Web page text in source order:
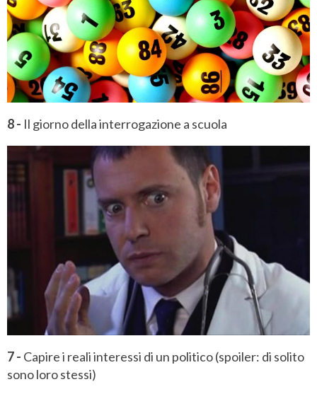
8 - Il giorno della interrogazione a scuola
7 - Capire i reali interessi di un politico (spoiler: di solito
sono loro stessi)